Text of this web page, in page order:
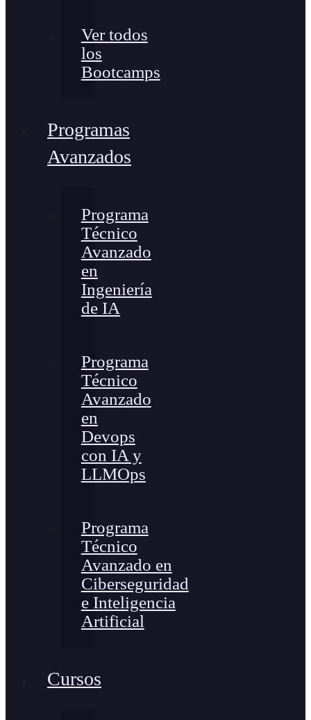
Ver todos
los
Bootcamps
Programas
Avanzados
Programa
Técnico
Avanzado
en
Ingeniería
de IA
Programa
Técnico
Avanzado
en
Devops
con IA y
LLMOps
Programa
Técnico
Avanzado en
Ciberseguridad
e Inteligencia
Artificial
Cursos